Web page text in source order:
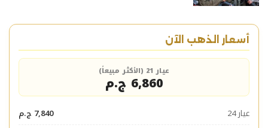
أسعار الذهب الآن
عيار 21 (الأكثر مبيعاً)
6,860 ج.م
عيار 24
7,840 ج.م